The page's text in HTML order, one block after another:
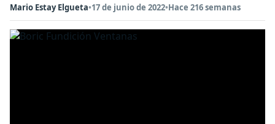
Mario Estay Elgueta•17 de junio de 2022•Hace 216 semanas